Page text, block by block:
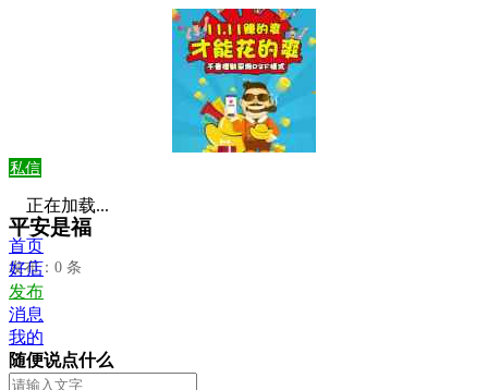
私信
平安是福
发布：0 条
正在加载...
首页
好店
发布
消息
我的
随便说点什么